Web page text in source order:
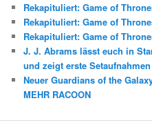
Rekapituliert: Game of
Rekapituliert: Game of
Rekapituliert: Game of
J. J. Abrams lässt euch in
und zeigt erste Setaufnahmen
Neuer Guardians of the
MEHR RACOON